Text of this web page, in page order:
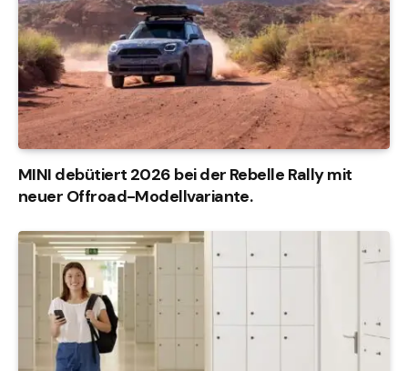
MINI debütiert 2026 bei der Rebelle Rally mit
neuer Offroad-Modellvariante.